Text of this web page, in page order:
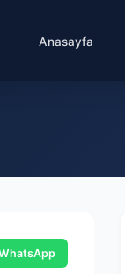
Anasayfa